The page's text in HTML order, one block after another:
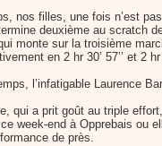
nos filles, une fois n’est
deuxième au scratch
monte sur la troisième
en 2 hr 30’ 57’’ et 2
l’infatigable Laurence
qui a prit goût au triple
week-end à Opprebais ou
de près.